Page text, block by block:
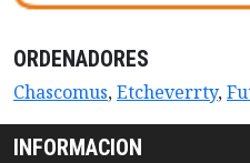
ORDENADORES
Chascomus,Etcheverrty,
INFORMACION